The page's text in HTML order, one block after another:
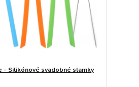
- Silikónové svadobné slamky